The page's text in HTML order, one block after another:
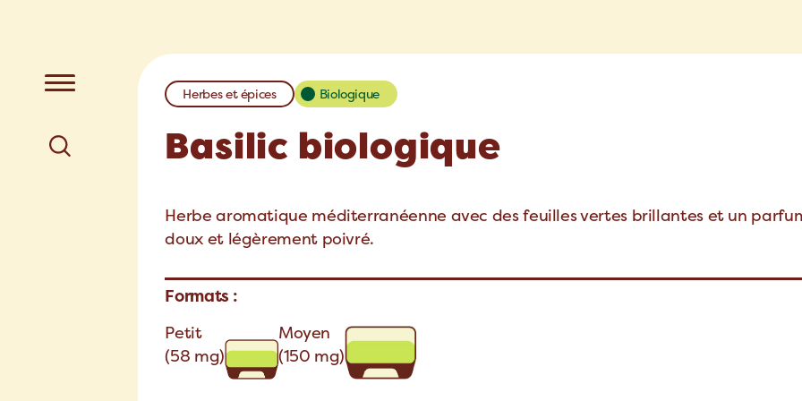
Herbes et épices Biologique
Basilic biologique
Herbe aromatique méditerranéenne avec des feuilles vertes brillantes et un
doux et légèrement poivré.
Formats :
Petit
(58 mg)
Moyen
(150 mg)